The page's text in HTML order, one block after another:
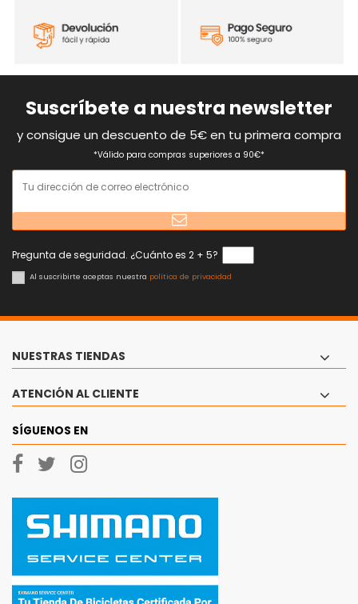
Suscríbete a nuestra newsletter
y consigue un descuento de 5€ en tu primera compra
*Válido para compras superiores a 90€*
Pregunta de seguridad. ¿Cuánto es 2 + 5?
Al suscribirte aceptas nuestra política de privacidad
NUESTRAS TIENDAS
ATENCIÓN AL CLIENTE
SÍGUENOS EN